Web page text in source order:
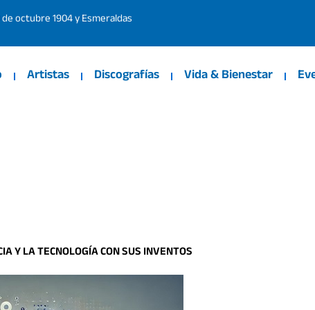
de octubre 1904 y Esmeraldas
Artistas Discografías Vida & Bienestar
Y LA TECNOLOGÍA CON SUS INVENTOS